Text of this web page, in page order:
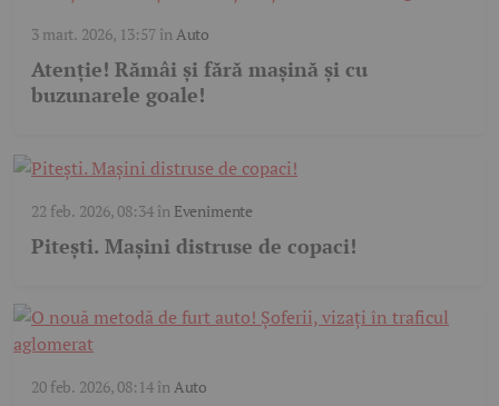
3 mart. 2026, 13:57în Auto
Atenție! Rămâi și fără mașină și cu
buzunarele goale!
22 feb. 2026, 08:34în Evenimente
Pitești. Mașini distruse de copaci!
20 feb. 2026, 08:14în Auto